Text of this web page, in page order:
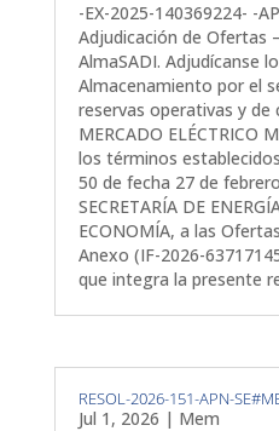
-EX-2025-140369224- -
Adjudicación de Ofertas
AlmaSADI. Adjudícanse
Almacenamiento por el
reservas operativas y
MERCADO ELÉCTRICO
los términos
50 de fecha 27 de
SECRETARÍA DE
ECONOMÍA, a las
Anexo (IF-2026-
que integra la presente
RESOL-2026-151-APN-
Jul 1, 2026 | Mem